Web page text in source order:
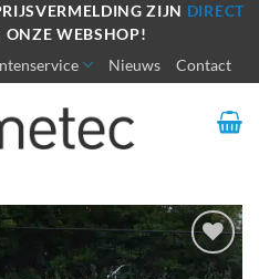
ZIJN DIRECT
ONZE WEBSHOP!
Nieuws Contact